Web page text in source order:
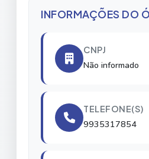
INFORMAÇÕES DO
CNPJ
Não informado
TELEFONE(S)
9935317854